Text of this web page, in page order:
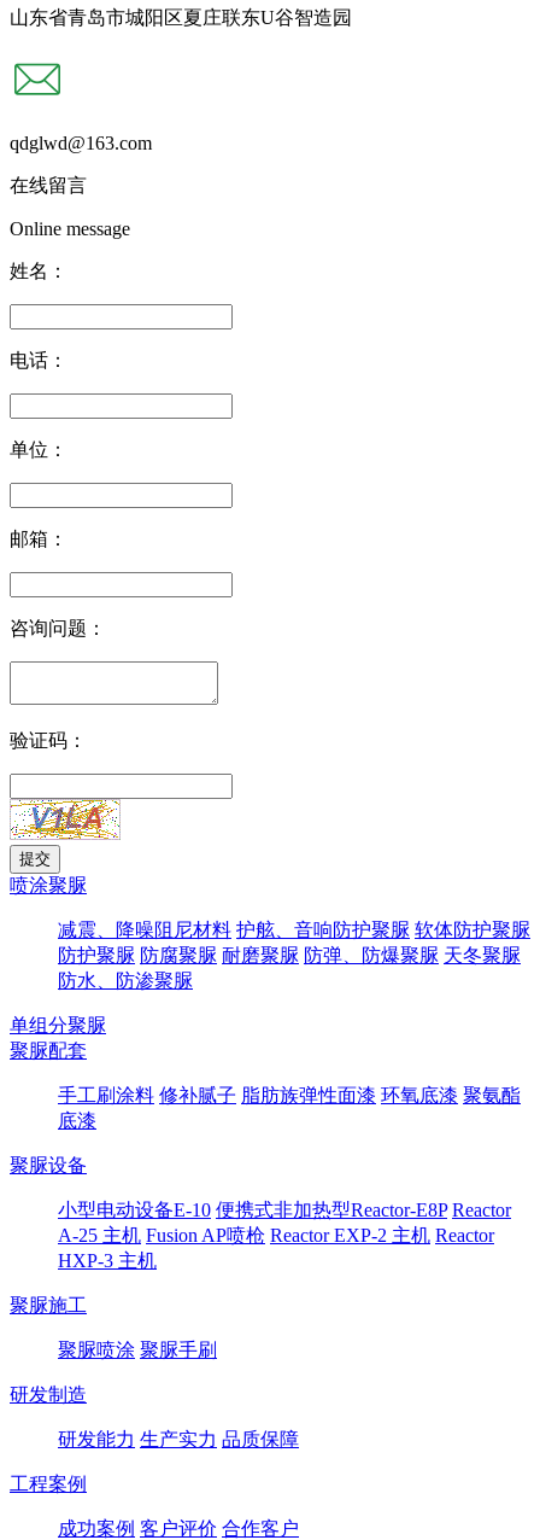
山东省青岛市城阳区夏庄联东U谷智造园
qdglwd@163.com
在线留言
Online message
姓名：
电话：
单位：
邮箱：
咨询问题：
验证码：
喷涂聚脲
减震、降噪阻尼材料 护舷、音响防护聚脲 软体防护聚脲
防护聚脲 防腐聚脲 耐磨聚脲 防弹、防爆聚脲 天冬聚脲
防水、防渗聚脲
单组分聚脲
聚脲配套
手工刷涂料 修补腻子 脂肪族弹性面漆 环氧底漆 聚氨酯
底漆
聚脲设备
小型电动设备E-10 便携式非加热型Reactor-E8P Reactor
A-25 主机 Fusion AP喷枪 Reactor EXP-2 主机 Reactor
HXP-3 主机
聚脲施工
聚脲喷涂 聚脲手刷
研发制造
研发能力 生产实力 品质保障
工程案例
成功案例 客户评价 合作客户